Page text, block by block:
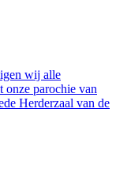
wij alle
onze parochie van
Herderzaal van de